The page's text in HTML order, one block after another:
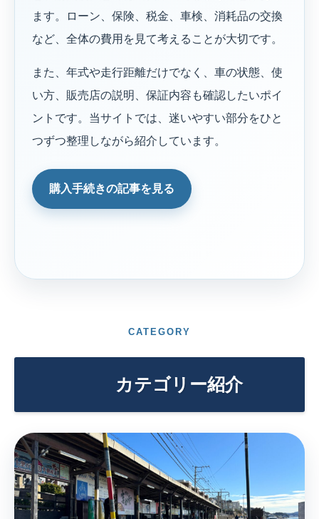
ます。ローン、保険、税金、車検、消耗品の交換
など、全体の費用を見て考えることが大切です。
また、年式や走行距離だけでなく、車の状態、使
い方、販売店の説明、保証内容も確認したいポイ
ントです。当サイトでは、迷いやすい部分をひと
つずつ整理しながら紹介しています。
購入手続きの記事を見る
CATEGORY
カテゴリー紹介